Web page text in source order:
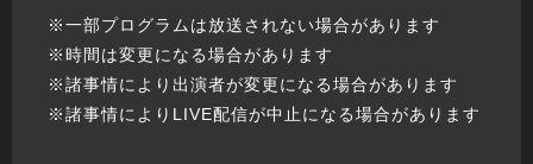
※一部プログラムは放送されない場合があります
※時間は変更になる場合があります
※諸事情により出演者が変更になる場合があります
※諸事情によりLIVE配信が中止になる場合があります